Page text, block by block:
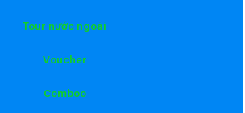
Tour nước ngoài
Voucher
Comboo